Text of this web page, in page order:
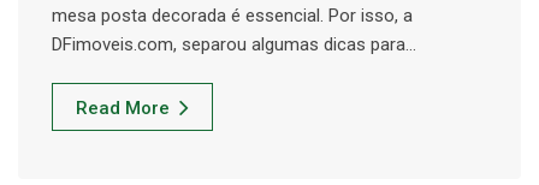
mesa posta decorada é essencial. Por isso, a
DFimoveis.com, separou algumas dicas para…
Read More